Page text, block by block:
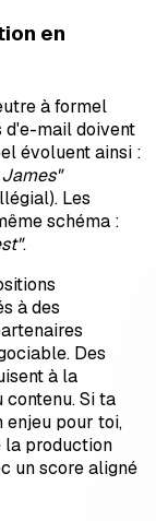
en
à formel
d'e-mail doivent
évoluent ainsi :
Les
schéma :
.
à des
Des
à la
Si ta
enjeu pour toi,
la production
un score aligné